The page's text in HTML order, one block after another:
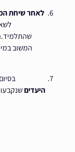
לאחר שיחת
המשוב
היעדים